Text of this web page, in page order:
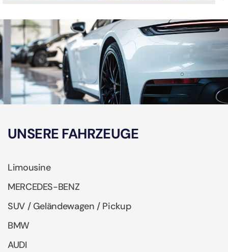
UNSERE FAHRZEUGE
Limousine
MERCEDES-BENZ
SUV / Geländewagen / Pickup
BMW
AUDI